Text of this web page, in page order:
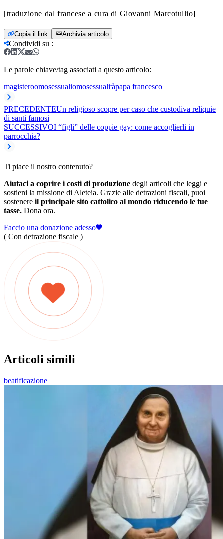
[traduzione dal francese a cura di Giovanni Marcotullio]
Copia il link Archivia articolo
Condividi su :
Le parole chiave/tag associati a questo articolo:
magisteroomosessualiomosessualitàpapa francesco
PRECEDENTEUn religioso scopre per caso che custodiva reliquie
di santi famosi
SUCCESSIVOI “figli” delle coppie gay: come accoglierli in
parrocchia?
Ti piace il nostro contenuto?
Aiutaci a coprire i costi di produzione degli articoli che leggi e
sostieni la missione di Aleteia. Grazie alle detrazioni fiscali, puoi
sostenere il principale sito cattolico al mondo riducendo le tue
tasse. Dona ora.
Faccio una donazione adesso
( Con detrazione fiscale )
Articoli simili
beatificazione